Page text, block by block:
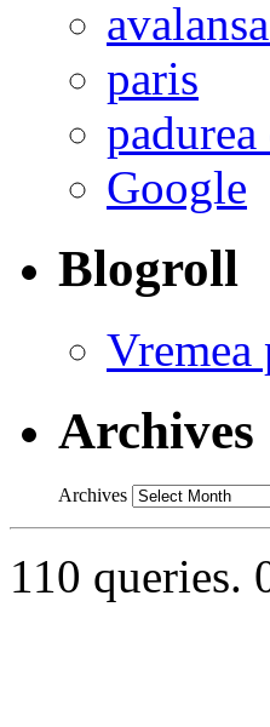
paris
Google
Blogroll
Vremea
Archives
Archives
110 queries.